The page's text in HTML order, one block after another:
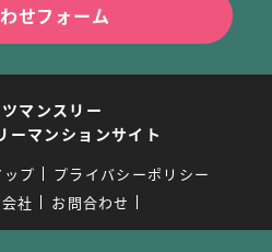
せフォーム
マンスリー
ーマンションサイト
プ
プライバシーポリシー
社
お問合わせ